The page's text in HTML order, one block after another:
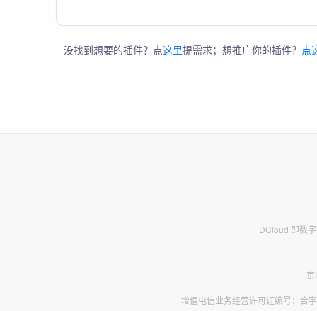
没找到想要的插件？点这里提需求；想推广你的插件？ 点
DCloud 即数
增值电信业务经营许可证编号：合